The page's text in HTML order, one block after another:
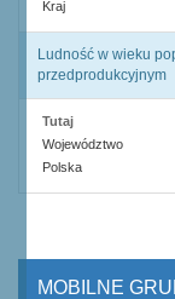
Kraj
Ludność w wieku
przedprodukcyjnym
Tutaj
Województwo
Polska
MOBILNE